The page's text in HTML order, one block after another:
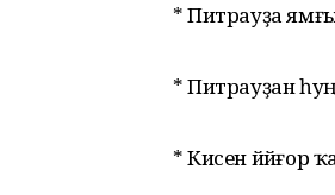
* Питрауҙа
* Питрауҙан һуң
* Кисен йәйғор